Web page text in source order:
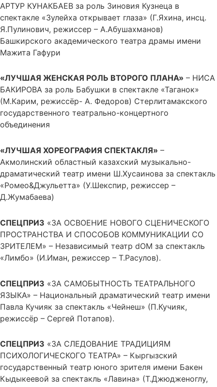
АРТУР КУНАКБАЕВ за роль Зиновия Кузнеца в
спектакле «Зулейха открывает глаза» (Г.Яхина, инсц.
Я.Пулинович, режиссер – А.Абушахманов)
Башкирского академического театра драмы имени
Мажита Гафури
«ЛУЧШАЯ ЖЕНСКАЯ РОЛЬ ВТОРОГО ПЛАНА» – НИСА
БАКИРОВА за роль Бабушки в спектакле «Таганок»
(М.Карим, режиссёр- А. Федоров) Стерлитамакского
государственного театрально-концертного
объединения
«ЛУЧШАЯ ХОРЕОГРАФИЯ СПЕКТАКЛЯ» –
Акмолинский областный казахский музыкально-
драматический театр имени Ш.Хусаинова за спектакль
«Ромео&Джульетта» (У.Шекспир, режиссер –
Д.Жумабаева)
СПЕЦПРИЗ «ЗА ОСВОЕНИЕ НОВОГО СЦЕНИЧЕСКОГО
ПРОСТРАНСТВА И СПОСОБОВ КОММУНИКАЦИИ СО
ЗРИТЕЛЕМ» – Независимый театр dOM за спектакль
«Лимбо» (И.Иман, режиссер – Т.Расулов).
СПЕЦПРИЗ «ЗА САМОБЫТНОСТЬ ТЕАТРАЛЬНОГО
ЯЗЫКА» – Национальный драматический театр имени
Павла Кучияк за спектакль «Чейнеш» (П.Кучияк,
режиссёр – Сергей Потапов).
СПЕЦПРИЗ «ЗА СЛЕДОВАНИЕ ТРАДИЦИЯМ
ПСИХОЛОГИЧЕСКОГО ТЕАТРА» – Кыргызский
государственный театр юного зрителя имени Бакен
Кыдыкеевой за спектакль «Лавина» (Т.Джюдженоглу,